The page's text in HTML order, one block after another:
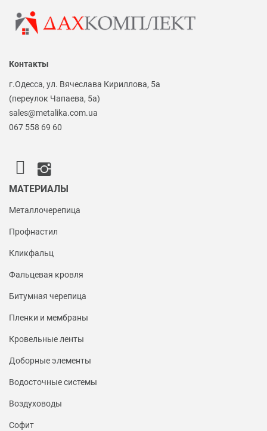
Контакты
г.Одесса, ул. Вячеслава Кириллова, 5а
(переулок Чапаева, 5а)
sales@metalika.com.ua
067 558 69 60
МАТЕРИАЛЫ
Металлочерепица
Профнастил
Кликфальц
Фальцевая кровля
Битумная черепица
Пленки и мембраны
Кровельные ленты
Доборные элементы
Водосточные системы
Воздуховоды
Софит